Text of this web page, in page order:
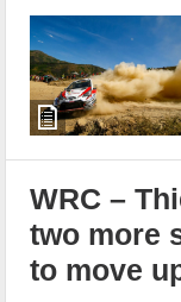
WRC –
two more
to move